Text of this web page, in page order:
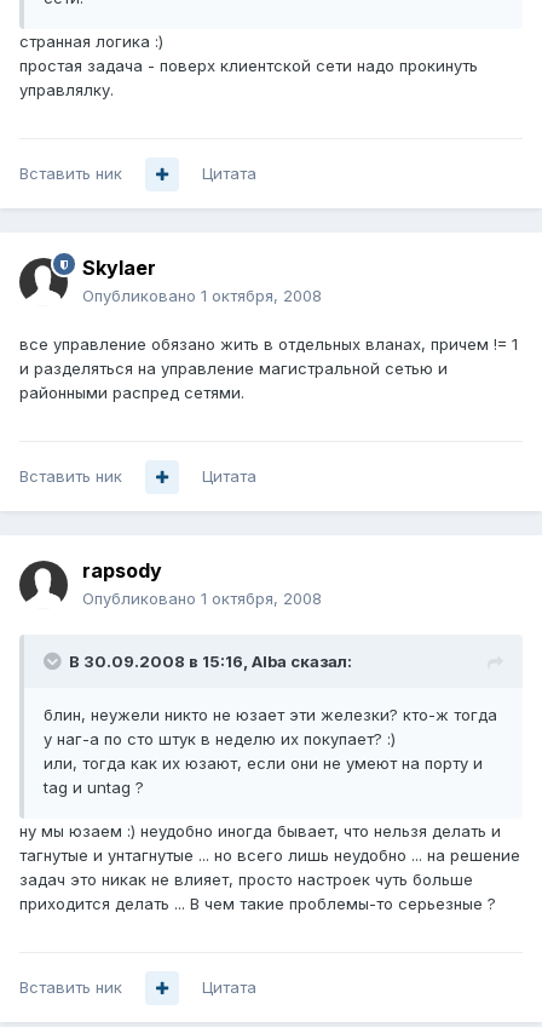
странная логика :)
простая задача - поверх клиентской сети надо прокинуть
управлялку.
Вставить ник Цитата
Skylaer
Опубликовано 1 октября, 2008
все управление обязано жить в отдельных вланах, причем != 1
и разделяться на управление магистральной сетью и
районными распред сетями.
Вставить ник Цитата
rapsody
Опубликовано 1 октября, 2008
В 30.09.2008 в 15:16, Alba сказал:
блин, неужели никто не юзает эти железки? кто-ж тогда
у наг-а по сто штук в неделю их покупает? :)
или, тогда как их юзают, если они не умеют на порту и
tag и untag ?
ну мы юзаем :) неудобно иногда бывает, что нельзя делать и
тагнутые и унтагнутые ... но всего лишь неудобно ... на решение
задач это никак не влияет, просто настроек чуть больше
приходится делать ... В чем такие проблемы-то серьезные ?
Вставить ник Цитата